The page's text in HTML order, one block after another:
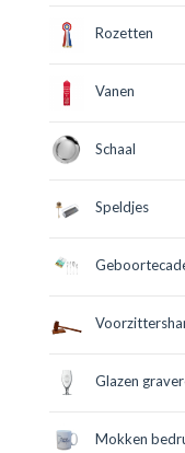
Rozetten
Vanen
Schaal
Speldjes
Glazen
Mokken